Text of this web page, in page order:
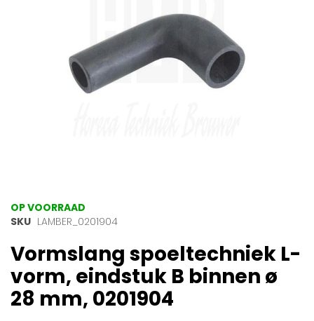
Ga
naar
begin
van
de
afbeeldingen-
gallerij
OP VOORRAAD
SKU LAMBER_0201904
Vormslang spoeltechniek L-
vorm, eindstuk B binnen ø
28 mm, 0201904